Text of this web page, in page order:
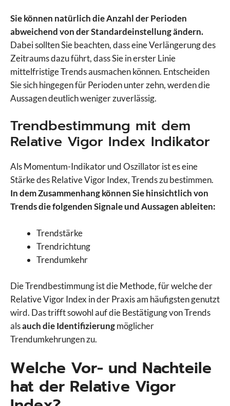
Sie können natürlich die Anzahl der Perioden
abweichend von der Standardeinstellung ändern.
Dabei sollten Sie beachten, dass eine Verlängerung des
Zeitraums dazu führt, dass Sie in erster Linie
mittelfristige Trends ausmachen können. Entscheiden
Sie sich hingegen für Perioden unter zehn, werden die
Aussagen deutlich weniger zuverlässig.
Trendbestimmung mit dem
Relative Vigor Index Indikator
Als Momentum-Indikator und Oszillator ist es eine
Stärke des Relative Vigor Index, Trends zu bestimmen.
In dem Zusammenhang können Sie hinsichtlich von
Trends die folgenden Signale und Aussagen ableiten:
Trendstärke
Trendrichtung
Trendumkehr
Die Trendbestimmung ist die Methode, für welche der
Relative Vigor Index in der Praxis am häufigsten genutzt
wird. Das trifft sowohl auf die Bestätigung von Trends
alsauch die Identifizierungmöglicher
Trendumkehrungen zu.
Welche Vor- und Nachteile
hat der Relative Vigor